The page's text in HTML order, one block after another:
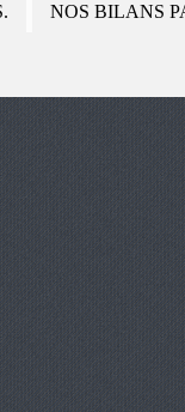
NOS BILANS